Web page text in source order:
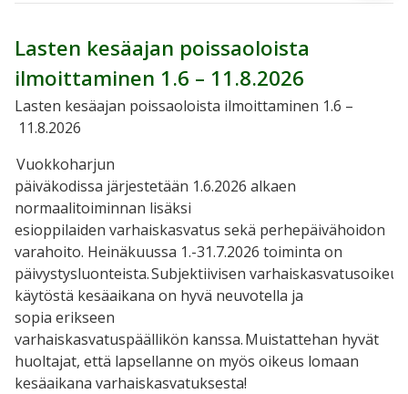
Lasten kesäajan poissaoloista
ilmoittaminen 1.6 – 11.8.2026
Lasten kesäajan poissaoloista ilmoittaminen 1.6 –
11.8.2026
Vuokkoharjun
päiväkodissa järjestetään 1.6.2026 alkaen
normaalitoiminnan lisäksi
esioppilaiden varhaiskasvatus sekä perhepäivähoidon
varahoito. Heinäkuussa 1.-31.7.2026 toiminta on
päivystysluonteista. Subjektiivisen
käytöstä kesäaikana on hyvä neuvotella ja
sopia erikseen
varhaiskasvatuspäällikön kanssa. Muistattehan hyvät
huoltajat, että lapsellanne on myös oikeus lomaan
kesäaikana varhaiskasvatuksesta!